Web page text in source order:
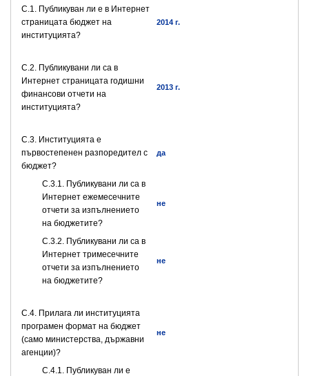
C.1. Публикуван ли е в Интернет
страницата бюджет на
институцията?
2014 г.
C.2. Публикувани ли са в
Интернет страницата годишни
финансови отчети на
институцията?
2013 г.
C.3. Институцията е
първостепенен разпоредител с
бюджет?
да
С.3.1. Публикувани ли са в
Интернет ежемесечните
отчети за изпълнението
на бюджетите?
не
С.3.2. Публикувани ли са в
Интернет тримесечните
отчети за изпълнението
на бюджетите?
не
С.4. Прилага ли институцията
програмен формат на бюджет
(само министерства, държавни
агенции)?
не
С.4.1. Публикуван ли е